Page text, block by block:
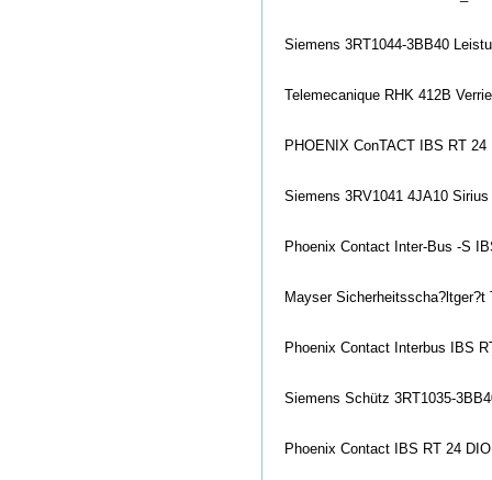
Siemens 3RT1044-3BB40
Telemecanique RHK 412B
PHOENIX ConTACT IBS RT 24
Siemens 3RV1041 4JA10
Phoenix Contact Inter-Bus -S
Mayser
Phoenix Contact Interbus IBS
Siemens Schütz 3RT1035-
Phoenix Contact IBS RT 24